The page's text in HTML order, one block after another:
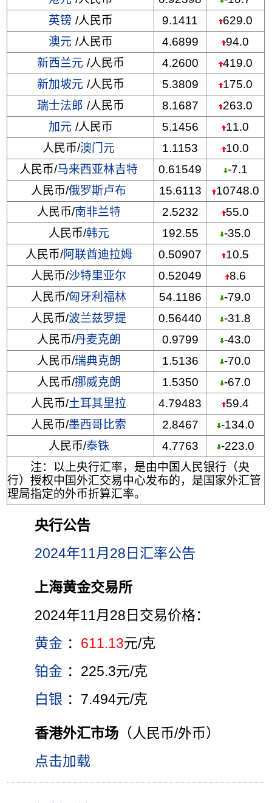
英镑 /人民币 9.1411
629.0
澳元 /人民币 4.6899
94.0
新西兰元 /人民币 4.2600
419.0
新加坡元 /人民币 5.3809
175.0
瑞士法郎 /人民币 8.1687
263.0
加元 /人民币 5.1456
11.0
人民币/澳门元 1.1153
10.0
人民币/马来西亚林吉特 0.61549
-7.1
人民币/俄罗斯卢布 15.6113
10748.0
人民币/南非兰特 2.5232
55.0
人民币/韩元 192.55
-35.0
人民币/阿联酋迪拉姆 0.50907
10.5
人民币/沙特里亚尔 0.52049
8.6
人民币/匈牙利福林 54.1186
-79.0
人民币/波兰兹罗提 0.56440
-31.8
人民币/丹麦克朗 0.9799
-43.0
人民币/瑞典克朗 1.5136
-70.0
人民币/挪威克朗 1.5350
-67.0
人民币/土耳其里拉 4.79483
59.4
人民币/墨西哥比索 2.8467
-134.0
人民币/泰铢 4.7763
-223.0
注：以上央行汇率，是由中国人民银行（央
行）授权中国外汇交易中心发布的，是国家外汇管
理局指定的外币折算汇率。
央行公告
2024年11月28日汇率公告
上海黄金交易所
2024年11月28日交易价格：
黄金 ： 611.13元/克
铂金 ：225.3元/克
白银 ：7.494元/克
香港外汇市场 （人民币/外币）
点击加载